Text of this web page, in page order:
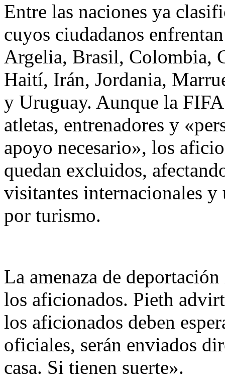
Entre las naciones ya
cuyos ciudadanos
Argelia, Brasil, Colombia,
Haití, Irán, Jordania,
y Uruguay. Aunque la
atletas, entrenadores y
apoyo necesario», los
quedan excluidos,
visitantes internacionales
por turismo.
La amenaza de
los aficionados. Pieth
los aficionados deben
oficiales, serán enviados
casa. Si tienen suerte».